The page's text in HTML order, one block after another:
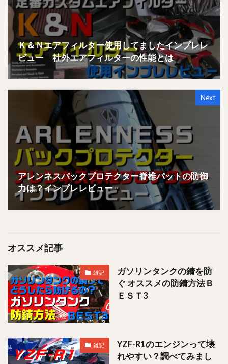
Ｋ＆Ｎエアフィルター使用してましたインプレレ
ビュー 社外エアフィルターの性能とは
Next
アレンネスバックプロテクター脊椎パットの防御
力は？インプレレビュー
オススメ記事
雑記
ガソリンタンクの錆を防
ぐ オススメの防錆方法Ｂ
ＥＳＴ3
雑記
YZF-R1のエンジンって壊
れやすい？調べてみまし